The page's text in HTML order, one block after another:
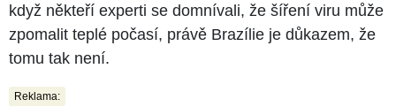
když někteří experti se domnívali, že šíření viru může
zpomalit teplé počasí, právě Brazílie je důkazem, že
tomu tak není.
Reklama: